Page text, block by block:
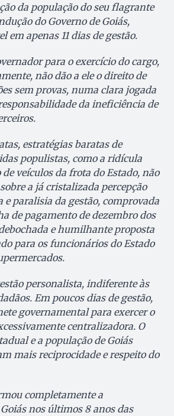
da população do seu flagrante
do Governo de Goiás,
em apenas 11 dias de gestão.
para o exercício do cargo,
não dão a ele o direito de
sem provas, numa clara jogada
da ineficiência de
estratégias baratas de
populistas, como a ridícula
veículos da frota do Estado, não
a já cristalizada percepção
e paralisia da gestão, comprovada
de pagamento de dezembro dos
e humilhante proposta
para os funcionários do Estado
personalista, indiferente às
Em poucos dias de gestão,
governamental para exercer o
centralizadora. O
e a população de Goiás
mais reciprocidade e respeito do
completamente a
nos últimos 8 anos das